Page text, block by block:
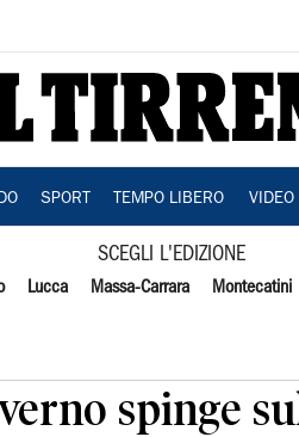
SPORT TEMPO LIBERO VIDEO
SCEGLI L'EDIZIONE
Lucca Massa-Carrara Montecatini
spinge